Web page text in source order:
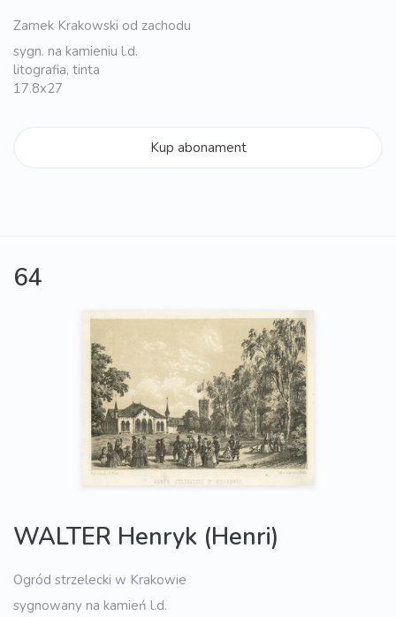
Zamek Krakowski od zachodu
sygn. na kamieniu l.d.
litografia, tinta
17.8x27
Kup abonament
64
WALTER Henryk (Henri)
Ogród strzelecki w Krakowie
sygnowany na kamień l.d.